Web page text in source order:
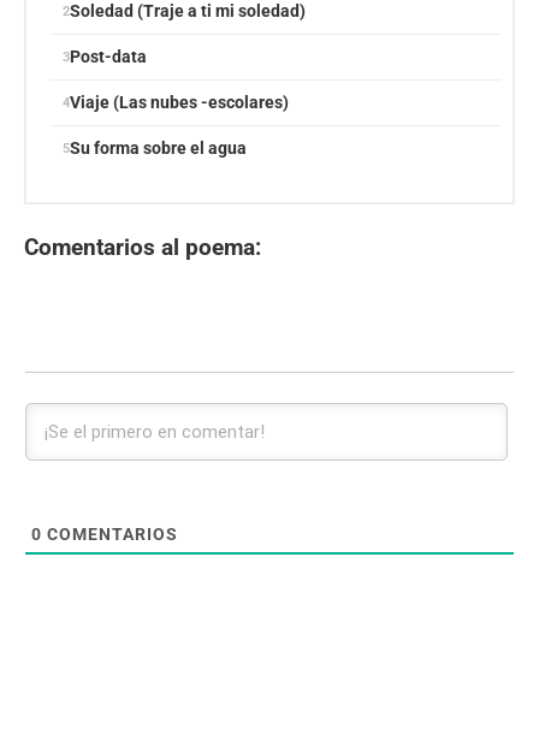
Soledad (Traje a ti mi soledad)
Post-data
Viaje (Las nubes -escolares)
Su forma sobre el agua
Comentarios al poema:
0 COMENTARIOS